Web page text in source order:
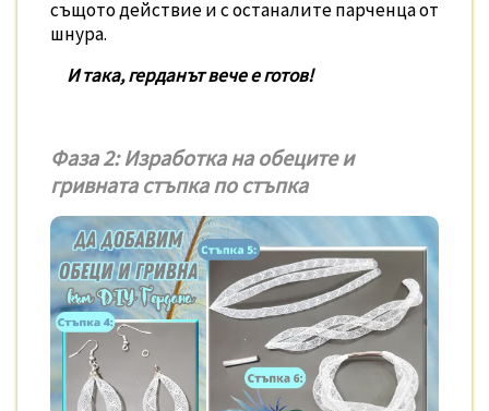
същото действие и с останалите парченца от
шнура.
И така, герданът вече е готов!
Фаза 2: Изработка на обеците и
гривната стъпка по стъпка